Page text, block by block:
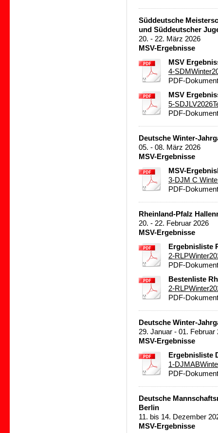
Süddeutsche
und Süddeutscher
20. - 22. März 2026
MSV-Ergebnisse
MSV
4-
PDF-
MSV
5-
PDF-
Deutsche Winter-
05. - 08. März 2026
MSV-Ergebnisse
MSV-
3-DJM C
PDF-
Rheinland-Pfalz
20. - 22. Februar 2026
MSV-Ergebnisse
Ergebnisliste
2-
PDF-
Bestenliste
2-
PDF-
Deutsche Winter-
29. Januar - 01. Februar
MSV-Ergebnisse
Ergebnisliste
1-
PDF-
Deutsche
Berlin
11. bis 14. Dezember
MSV-Ergebnisse